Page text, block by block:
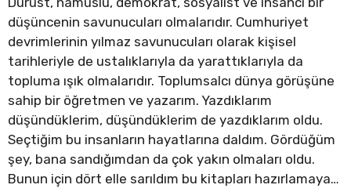
düşüncenin savunucuları olmalarıdır. Cumhuriyet
devrimlerinin yılmaz savunucuları olarak kişisel
tarihleriyle de ustalıklarıyla da yarattıklarıyla da
topluma ışık olmalarıdır. Toplumsalcı dünya görüşüne
sahip bir öğretmen ve yazarım. Yazdıklarım
düşündüklerim, düşündüklerim de yazdıklarım oldu.
Seçtiğim bu insanların hayatlarına daldım. Gördüğüm
şey, bana sandığımdan da çok yakın olmaları oldu.
Bunun için dört elle sarıldım bu kitapları hazırlamaya…